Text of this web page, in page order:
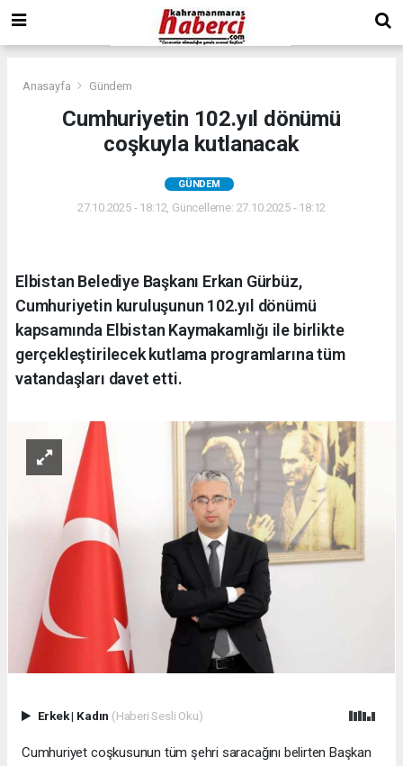
Anasayfa Gündem
Cumhuriyetin 102.yıl dönümü
coşkuyla kutlanacak
GÜNDEM
27.10.2025 - 18:12, Güncelleme: 27.10.2025 - 18:12
Elbistan Belediye Başkanı Erkan Gürbüz,
Cumhuriyetin kuruluşunun 102.yıl dönümü
kapsamında Elbistan Kaymakamlığı ile birlikte
gerçekleştirilecek kutlama programlarına tüm
vatandaşları davet etti.
Erkek| Kadın (Haberi Sesli Oku)
Cumhuriyet coşkusunun tüm şehri saracağını belirten Başkan